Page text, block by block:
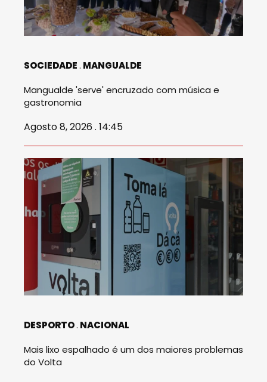
SOCIEDADE MANGUALDE
Mangualde 'serve' encruzado com música e
gastronomia
Agosto 8, 2026 . 14:45
DESPORTO NACIONAL
Mais lixo espalhado é um dos maiores problemas
do Volta